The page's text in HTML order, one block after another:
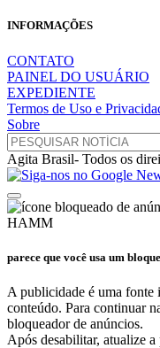
INFORMAÇÕES
CONTATO
PAINEL DO USUÁRIO
EXPEDIENTE
Termos de Uso e
Sobre
Agita Brasil- Todos os
HAMM
parece que você usa um
A publicidade é uma fonte
conteúdo. Para continuar
bloqueador de anúncios.
Após desabilitar, atualize